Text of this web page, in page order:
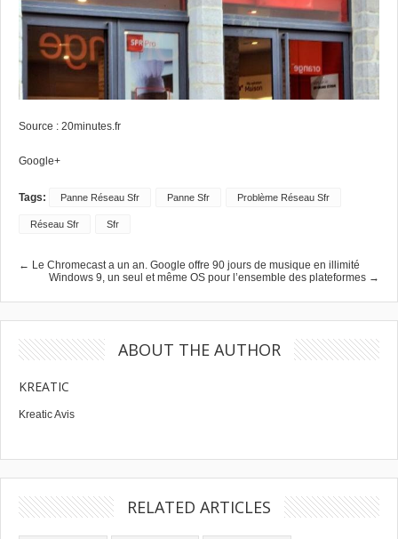
Source : 20minutes.fr
Google+
Tags: Panne Réseau Sfr Panne Sfr Problème Réseau Sfr
Réseau Sfr Sfr
← Le Chromecast a un an. Google offre 90 jours de musique en illimité
Windows 9, un seul et même OS pour l’ensemble des plateformes →
ABOUT THE AUTHOR
KREATIC
Kreatic Avis
RELATED ARTICLES